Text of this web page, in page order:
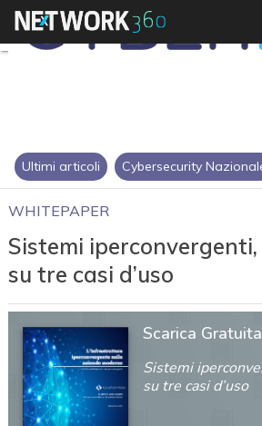
Ultimi articoli Cybersecurity
WHITEPAPER
Sistemi iperconvergenti,
su tre casi d’uso
Scarica
Sistemi
su tre casi d’uso